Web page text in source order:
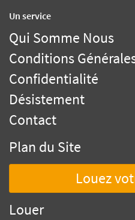
Un service
Qui Somme Nous
Conditions
Confidentialité
Désistement
Contact
Plan du Site
Louez
Louer